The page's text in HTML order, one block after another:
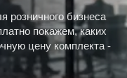
розничного бизнеса
покажем, каких
цену комплекта -